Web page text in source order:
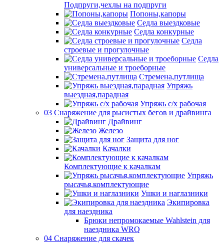
Подпруги,чехлы на подпруги
Попоны,капоры
Седла выездковые
Седла конкурные
Седла
строевые и прогулочные
Седла
универсальные и троеборные
Стремена,путлища
Упряжь
выездная,парадная
Упряжь с/х рабочая
03 Снаряжение для рысистых бегов и драйвинга
Драйвинг
Железо
Защита для ног
Качалки
Комплектующие к качалкам
Упряжь
рысачья,комплектующие
Ушки и наглазники
Экипировка
для наездника
Брюки непромокаемые Wahlstein для
наездника WRQ
04 Снаряжение для скачек